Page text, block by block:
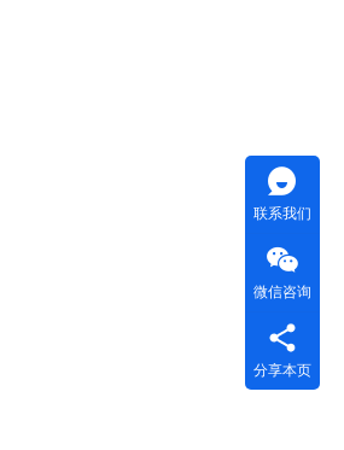
联系我们
微信咨询
分享本页